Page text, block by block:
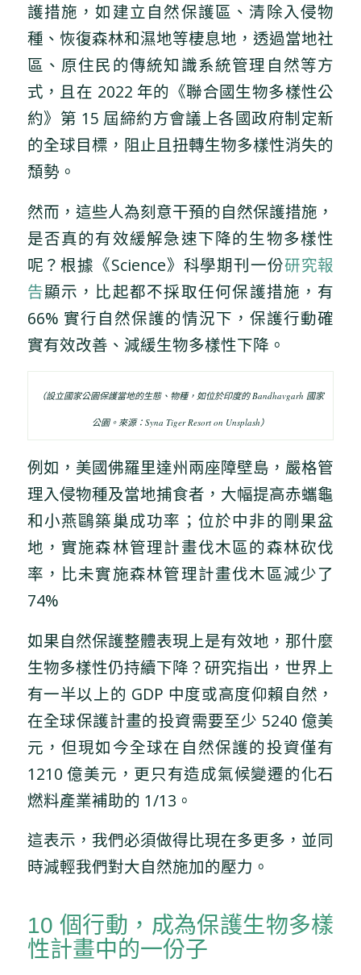
護措施，如建立自然保護區、清除入侵物
種、恢復森林和濕地等棲息地，透過當地社
區、原住民的傳統知識系統管理自然等方
式，且在 2022 年的《聯合國生物多樣性公
約》第 15 屆締約方會議上各國政府制定新
的全球目標，阻止且扭轉生物多樣性消失的
頹勢。
然而，這些人為刻意干預的自然保護措施，
是否真的有效緩解急速下降的生物多樣性
呢？根據《Science》科學期刊一份研究報
告顯示，比起都不採取任何保護措施，有
66% 實行自然保護的情況下，保護行動確
實有效改善、減緩生物多樣性下降。
（設立國家公園保護當地的生態、物種，如位於印度的 Bandhavgarh 國家
公園。來源：Syna Tiger Resort on Unsplash）
例如，美國佛羅里達州兩座障壁島，嚴格管
理入侵物種及當地捕食者，大幅提高赤蠵龜
和小燕鷗築巢成功率；位於中非的剛果盆
地，實施森林管理計畫伐木區的森林砍伐
率，比未實施森林管理計畫伐木區減少了
74%
如果自然保護整體表現上是有效地，那什麼
生物多樣性仍持續下降？研究指出，世界上
有一半以上的 GDP 中度或高度仰賴自然，
在全球保護計畫的投資需要至少 5240 億美
元，但現如今全球在自然保護的投資僅有
1210 億美元，更只有造成氣候變遷的化石
燃料產業補助的 1/13。
這表示，我們必須做得比現在多更多，並同
時減輕我們對大自然施加的壓力。
10 個行動，成為保護生物多樣
性計畫中的一份子